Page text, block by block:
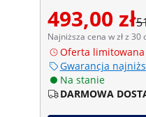
493,00 zł
Najniższa cena w zł z 30
Oferta limitowana
Gwarancja
Na stanie
DARMOWA